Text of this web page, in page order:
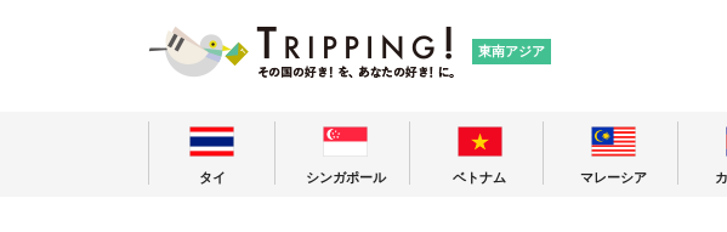
東南アジア
タイ シンガポール ベトナム マレーシア